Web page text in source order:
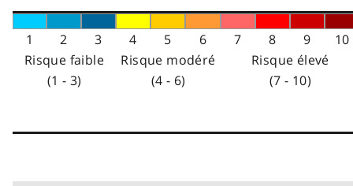
1 2 3 4 5 6 7 8 9
10
Risque faible
(1 - 3)
Risque modéré
(4 - 6)
Risque élevé
(7 - 10)